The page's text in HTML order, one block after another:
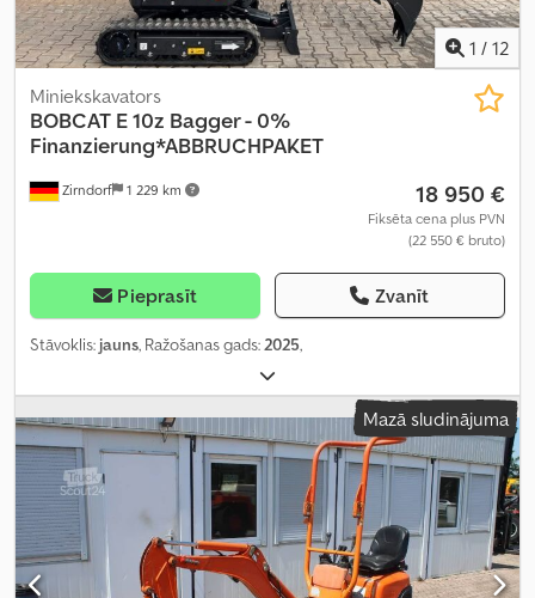
1 / 12
Zirndorf 1 229 km
Miniekskavators
BOBCAT E 10z Bagger - 0%
Finanzierung*ABBRUCHPAKET
18 950 €
Fiksēta cena plus PVN
(22 550 € bruto)
Pieprasīt Zvanīt
Stāvoklis: jauns, Ražošanas gads: 2025,
Mazā sludinājuma